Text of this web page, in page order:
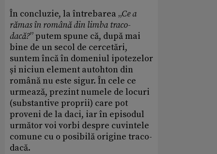
În concluzie, la întrebarea „Ce a
rămas în română din limba traco-
dacă?” putem spune că, după mai
bine de un secol de cercetări,
suntem încă în domeniul ipotezelor
și niciun element autohton din
română nu este sigur. În cele ce
urmează, prezint numele de locuri
(substantive proprii) care pot
proveni de la daci, iar în episodul
următor voi vorbi despre cuvintele
comune cu o posibilă origine traco-
dacă.